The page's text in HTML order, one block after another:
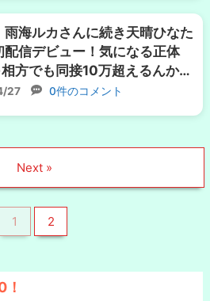
雨海ルカさんに続き天晴ひなた
配信デビュー！気になる正体
方でも同接10万超えるんか…
27 0件のコメント
1 2
Next »